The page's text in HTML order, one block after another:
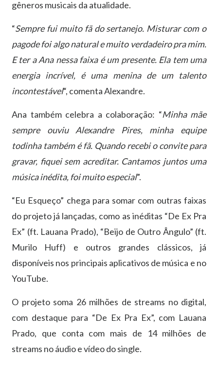
gêneros musicais da atualidade.
“Sempre fui muito fã do sertanejo. Misturar com o
pagode foi algo natural e muito verdadeiro pra mim.
E ter a Ana nessa faixa é um presente. Ela tem uma
energia incrível, é uma menina de um talento
incontestável“, comenta Alexandre.
Ana também celebra a colaboração: “Minha mãe
sempre ouviu Alexandre Pires, minha equipe
todinha também é fã. Quando recebi o convite para
gravar, fiquei sem acreditar. Cantamos juntos uma
música inédita, foi muito especial”.
“Eu Esqueço” chega para somar com outras faixas
do projeto já lançadas, como as inéditas “De Ex Pra
Ex” (ft. Lauana Prado), “Beijo de Outro Ângulo” (ft.
Murilo Huff) e outros grandes clássicos, já
disponíveis nos principais aplicativos de música e no
YouTube.
O projeto soma 26 milhões de streams no digital,
com destaque para “De Ex Pra Ex”, com Lauana
Prado, que conta com mais de 14 milhões de
streams no áudio e vídeo do single.